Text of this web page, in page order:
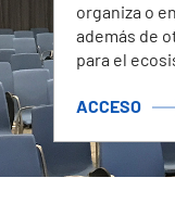
organiza o
además de
para el
ACCESO